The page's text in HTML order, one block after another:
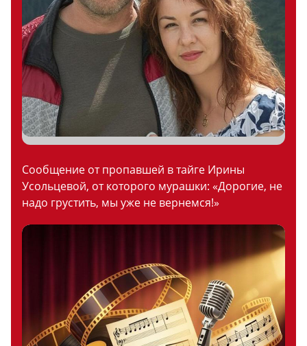
Сообщение от пропавшей в тайге Ирины
Усольцевой, от которого мурашки: «Дорогие, не
надо грустить, мы уже не вернемся!»